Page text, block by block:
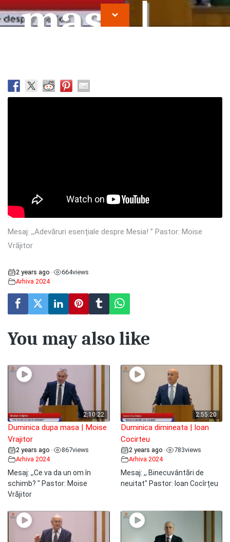
masa |
Moise
Mesaj: ,,Adevăruri esențiale despre Mesia! ” Pastor: Moise
Vrăjitor
2 years ago • 664views
Arhiva 2024
You may also like
2:10:22
Duminica dupa masa | Moise
Vrajitor
2 years ago • 867views
Arhiva 2024
Mesaj: ,,Ce va da un om în
schimb? " Pastor: Moise
Vrăjitor
2:55:20
Duminica dimineata | Ioan
Cocirteu
2 years ago • 783views
Arhiva 2024
Mesaj: ,, Binecuvântări de
neuitat" Pastor: Ioan Cocîrțeu